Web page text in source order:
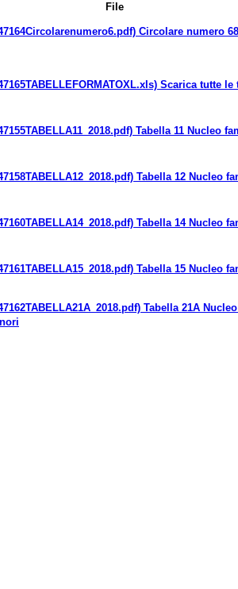
File
Circolare numero
Scarica tutte le
Tabella 11 Nucleo
Tabella 12 Nucleo
Tabella 14 Nucleo
Tabella 15 Nucleo
Tabella 21A